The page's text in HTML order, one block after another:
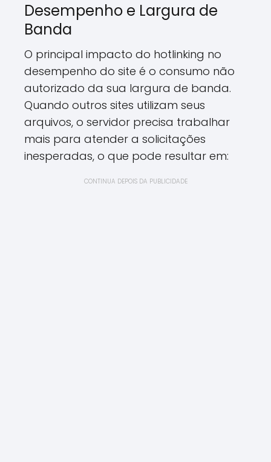
Desempenho e Largura de
Banda
O principal impacto do hotlinking no
desempenho do site é o consumo não
autorizado da sua largura de banda.
Quando outros sites utilizam seus
arquivos, o servidor precisa trabalhar
mais para atender a solicitações
inesperadas, o que pode resultar em:
CONTINUA DEPOIS DA PUBLICIDADE